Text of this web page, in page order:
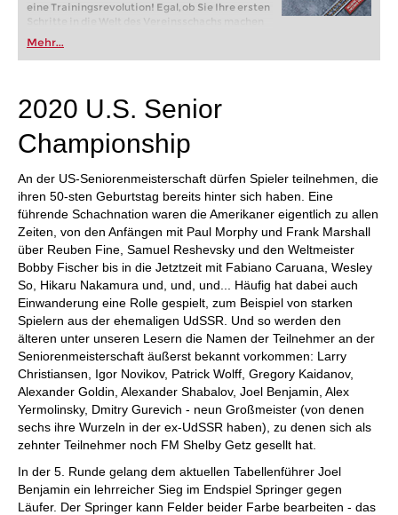
eine Trainingsrevolution! Egal, ob Sie Ihre ersten
Schritte in die Welt des Vereinsschachs machen
oder bereits auf Turnierniveau spielen: Mit
FRITZ trainieren Sie effizienter, intelligenter und
individueller als je zuvor.
Mehr...
2020 U.S. Senior
Championship
An der US-Seniorenmeisterschaft dürfen Spieler teilnehmen, die
ihren 50-sten Geburtstag bereits hinter sich haben. Eine
führende Schachnation waren die Amerikaner eigentlich zu allen
Zeiten, von den Anfängen mit Paul Morphy und Frank Marshall
über Reuben Fine, Samuel Reshevsky und den Weltmeister
Bobby Fischer bis in die Jetztzeit mit Fabiano Caruana, Wesley
So, Hikaru Nakamura und, und, und... Häufig hat dabei auch
Einwanderung eine Rolle gespielt, zum Beispiel von starken
Spielern aus der ehemaligen UdSSR. Und so werden den
älteren unter unseren Lesern die Namen der Teilnehmer an der
Seniorenmeisterschaft äußerst bekannt vorkommen: Larry
Christiansen, Igor Novikov, Patrick Wolff, Gregory Kaidanov,
Alexander Goldin, Alexander Shabalov, Joel Benjamin, Alex
Yermolinsky, Dmitry Gurevich - neun Großmeister (von denen
sechs ihre Wurzeln in der ex-UdSSR haben), zu denen sich als
zehnter Teilnehmer noch FM Shelby Getz gesellt hat.
In der 5. Runde gelang dem aktuellen Tabellenführer Joel
Benjamin ein lehrreicher Sieg im Endspiel Springer gegen
Läufer. Der Springer kann Felder beider Farbe bearbeiten - das